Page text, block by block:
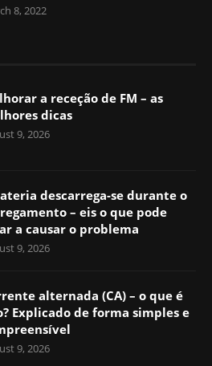
8, 2022
a receção de FM – as
dicas
9, 2026
descarrega-se durante o
– eis o que pode
a causar o problema
9, 2026
alternada (CA) – o que é
Explicado de forma simples e
9, 2026